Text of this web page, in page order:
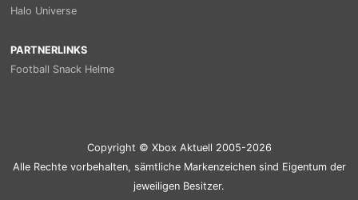
Halo Universe
PARTNERLINKS
Football Snack Helme
Copyright © Xbox Aktuell 2005-2026
Alle Rechte vorbehalten, sämtliche Markenzeichen sind Eigentum der
jeweiligen Besitzer.